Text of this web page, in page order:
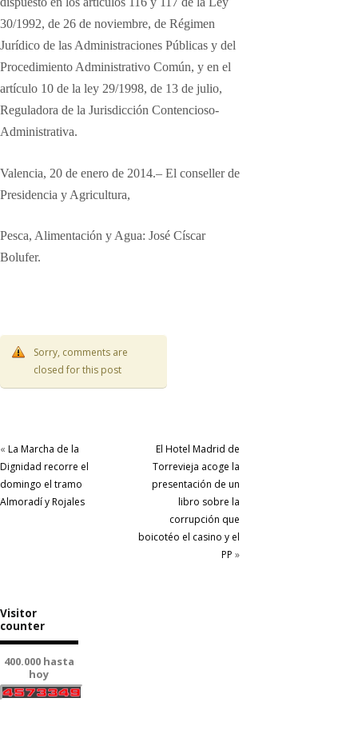
30/1992, de 26 de noviembre, de Régimen
Jurídico de las Administraciones Públicas y del
Procedimiento Administrativo Común, y en el
artículo 10 de la ley 29/1998, de 13 de julio,
Reguladora de la Jurisdicción Contencioso-
Administrativa.
Valencia, 20 de enero de 2014.– El conseller de
Presidencia y Agricultura,
Pesca, Alimentación y Agua: José Císcar
Bolufer.
Sorry, comments are
closed for this post
« La Marcha de la
Dignidad recorre el
domingo el tramo
Almoradí y Rojales
El Hotel Madrid de
Torrevieja acoge la
presentación de un
libro sobre la
corrupción que
boicotéo el casino y el
PP »
Visitor
counter
400.000 hasta
hoy